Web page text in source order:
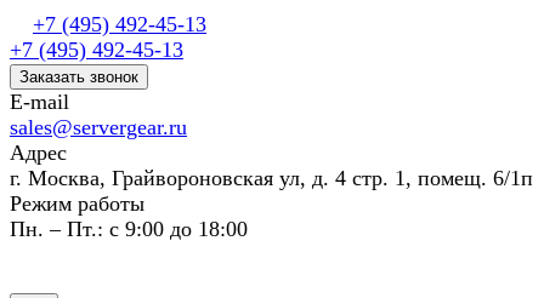
+7 (495) 492-45-13
+7 (495) 492-45-13
Заказать звонок
E-mail
sales@servergear.ru
Адрес
г. Москва, Грайвороновская ул, д. 4 стр. 1, помещ. 6/1п
Режим работы
Пн. – Пт.: с 9:00 до 18:00